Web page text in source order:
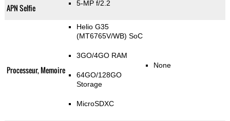
APN Selfie 5-MP f/2.2
Processeur, Memoire
Helio G35
(MT6765V/WB) SoC
3GO/4GO RAM
64GO/128GO
Storage
MicroSDXC
None